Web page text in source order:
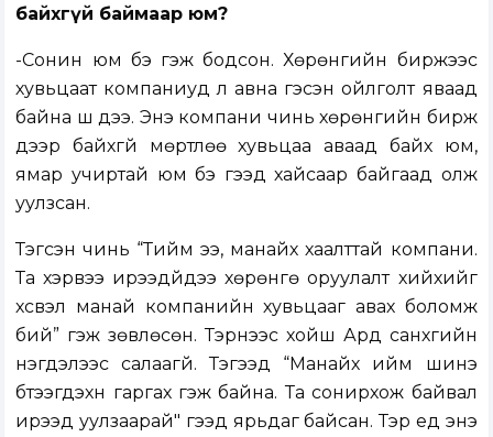
байхгүй баймаар юм?
-Сонин юм бэ гэж бодсон. Хөрөнгийн биржээс
хувьцаат компаниуд л авна гэсэн ойлголт яваад
байна шүү дээ. Энэ компани чинь хөрөнгийн бирж
дээр байхгүй мөртлөө хувьцаа аваад байх юм,
ямар учиртай юм бэ гээд хайсаар байгаад олж
уулзсан.
Тэгсэн чинь “Тийм ээ, манайх хаалттай компани.
Та хэрвээ ирээдүйдээ хөрөнгө оруулалт хийхийг
хүсвэл манай компанийн хувьцааг авах боломж
бий” гэж зөвлөсөн. Тэрнээс хойш Ард санхүүгийн
нэгдэлээс салаагүй. Тэгээд “Манайх ийм шинэ
бүтээгдэхүүн гаргах гэж байна. Та сонирхож байвал
ирээд уулзаарай" гээд ярьдаг байсан. Тэр үед энэ